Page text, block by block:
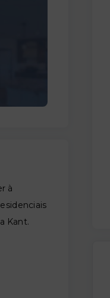
à
Kant.